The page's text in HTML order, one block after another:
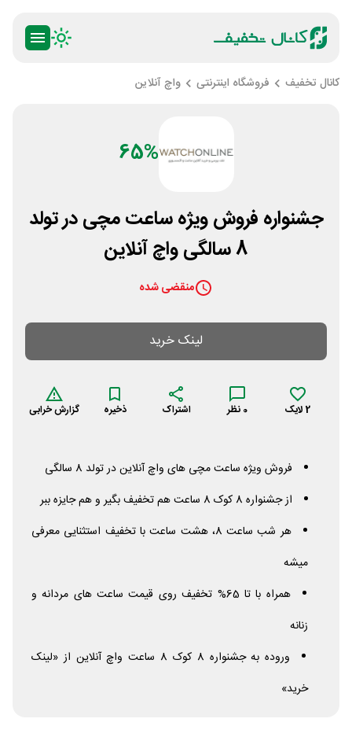
کانال تخفیف فروشگاه اینترنتی واچ آنلاین
65%
جشنواره فروش ویژه ساعت مچی در تولد
8 سالگی واچ آنلاین
منقضی شده
لینک خرید
2لایک 0 نظر اشتراک ذخیره گزارش خرابی
فروش ویژه ساعت مچی های واچ آنلاین در تولد 8 سالگی
از جشنواره 8 کوک 8 ساعت هم تخفیف بگیر و هم جایزه ببر
هر شب ساعت 8، هشت ساعت با تخفیف استثنایی معرفی
میشه
همراه با تا 65% تخفیف روی قیمت ساعت های مردانه و
زنانه
وروده به جشنواره 8 کوک 8 ساعت واچ آنلاین از «لینک
خرید»